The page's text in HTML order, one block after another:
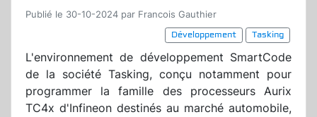
Publié le 30-10-2024 par Francois Gauthier
Développement
Tasking
L'environnement de développement SmartCode
de la société Tasking, conçu notamment pour
programmer la famille des processeurs Aurix
TC4x d'Infineon destinés au marché automobile,